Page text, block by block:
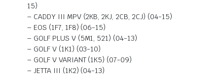
15)
– CADDY III MPV (2KB, 2KJ, 2CB, 2CJ) (04-15)
– EOS (1F7, 1F8) (06-15)
– GOLF PLUS V (5M1, 521) (04-13)
– GOLF V (1K1) (03-10)
– GOLF V VARIANT (1K5) (07-09)
– JETTA III (1K2) (04-13)